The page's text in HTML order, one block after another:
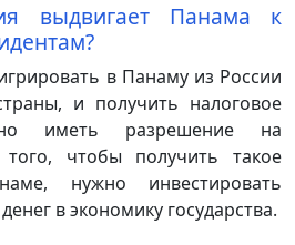
выдвигает Панама к
в Панаму из России
и получить налоговое
иметь разрешение на
чтобы получить такое
нужно инвестировать
в экономику государства.